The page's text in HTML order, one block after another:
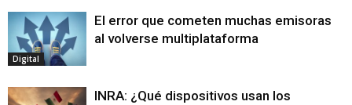
Digital
El error que cometen muchas emisoras
al volverse multiplataforma
INRA: ¿Qué dispositivos usan los